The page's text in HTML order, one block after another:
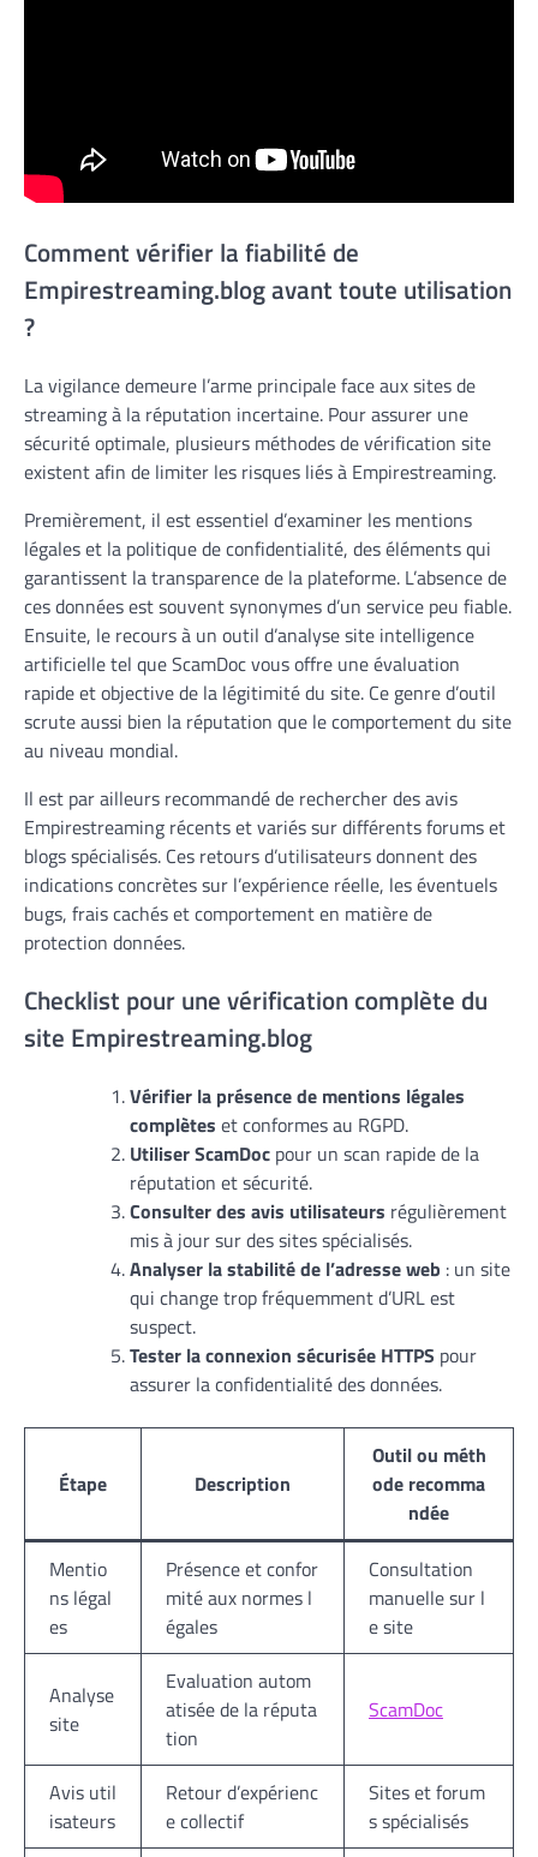
Comment vérifier la fiabilité de
Empirestreaming.blog avant toute utilisation
?
La vigilance demeure l’arme principale face aux sites de
streaming à la réputation incertaine. Pour assurer une
sécurité optimale, plusieurs méthodes de vérification site
existent afin de limiter les risques liés à Empirestreaming.
Premièrement, il est essentiel d’examiner les mentions
légales et la politique de confidentialité, des éléments qui
garantissent la transparence de la plateforme. L’absence de
ces données est souvent synonymes d’un service peu fiable.
Ensuite, le recours à un outil d’analyse site intelligence
artificielle tel que ScamDoc vous offre une évaluation
rapide et objective de la légitimité du site. Ce genre d’outil
scrute aussi bien la réputation que le comportement du site
au niveau mondial.
Il est par ailleurs recommandé de rechercher des avis
Empirestreaming récents et variés sur différents forums et
blogs spécialisés. Ces retours d’utilisateurs donnent des
indications concrètes sur l’expérience réelle, les éventuels
bugs, frais cachés et comportement en matière de
protection données.
Checklist pour une vérification complète du
site Empirestreaming.blog
Vérifier la présence de mentions légales
complètes et conformes au RGPD.
Utiliser ScamDoc pour un scan rapide de la
réputation et sécurité.
Consulter des avis utilisateurs régulièrement
mis à jour sur des sites spécialisés.
Analyser la stabilité de l’adresse web : un site
qui change trop fréquemment d’URL est
suspect.
Tester la connexion sécurisée HTTPS pour
assurer la confidentialité des données.
Étape Description
Outil ou méth
ode recomma
ndée
Mentio
ns légal
es
Présence et confor
mité aux normes l
égales
Consultation
manuelle sur l
e site
Analyse
site
Evaluation autom
atisée de la réputa
tion
ScamDoc
Avis util
isateurs
Retour d’expérienc
e collectif
Sites et forum
s spécialisés